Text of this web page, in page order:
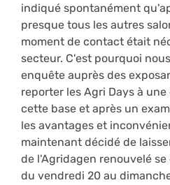
indiqué spontanément
presque tous les autres
moment de contact était
secteur. C'est pourquoi
enquête auprès des
reporter les Agri Days à
cette base et après un
les avantages et
maintenant décidé de
de l'Agridagen renouvelé
du vendredi 20 au